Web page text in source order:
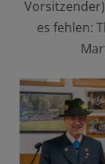
es fehlen: